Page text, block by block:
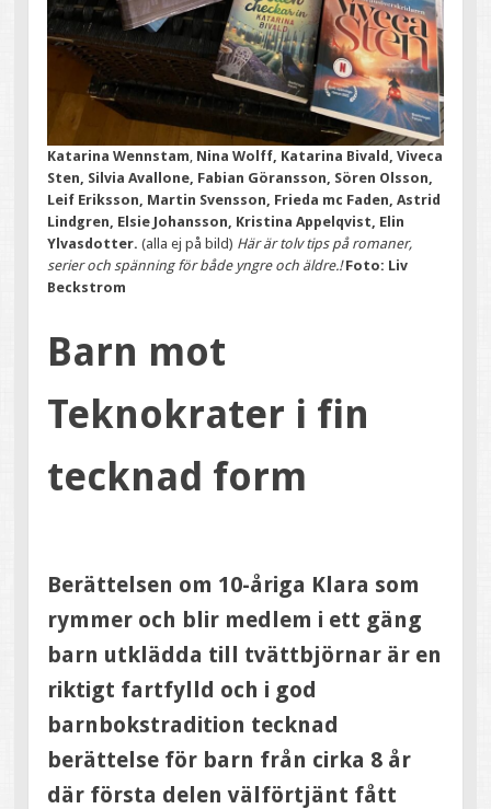
Katarina Wennstam, Nina Wolff, Katarina Bivald, Viveca
Sten, Silvia Avallone, Fabian Göransson, Sören Olsson,
Leif Eriksson, Martin Svensson, Frieda mc Faden, Astrid
Lindgren, Elsie Johansson, Kristina Appelqvist, Elin
Ylvasdotter.(alla ej på bild) Här är tolv tips på romaner,
serier och spänning för både yngre och äldre.! Foto: Liv
Beckstrom
Barn mot
Teknokrater i fin
tecknad form
Berättelsen om 10-åriga Klara som
rymmer och blir medlem i ett gäng
barn utklädda till tvättbjörnar är en
riktigt fartfylld och i god
barnbokstradition tecknad
berättelse för barn från cirka 8 år
där första delen välförtjänt fått